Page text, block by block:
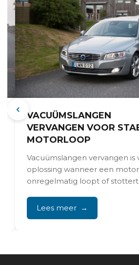
VACUÜMSLANGEN
VERVANGEN VOOR
MOTORLOOP
Vacuümslangen vervangen is
oplossing wanneer een motor
onregelmatig loopt of
slangen...
Lees meer